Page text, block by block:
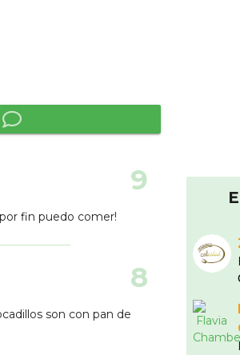
9
fin puedo comer!
8
son con pan de